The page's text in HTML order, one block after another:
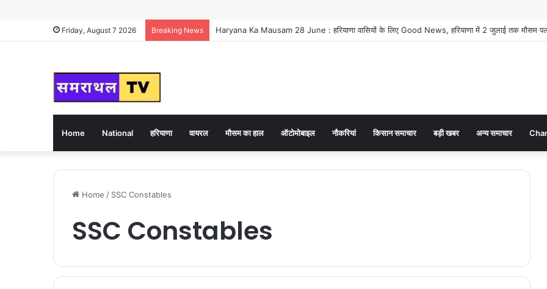
Friday, August 7 2026 Breaking News Haryana Ka Mausam 28 June : हरियाणा वासियों के लिए Good News, हरियाणा में 2 जुलाई तक मौसम
Home National हरियाणा वायरल मौसम का हाल ऑटोमोबाइल नौकरियां किसान समाचार बड़ी खबर अन्य समाचार
Home / SSC Constables
SSC Constables